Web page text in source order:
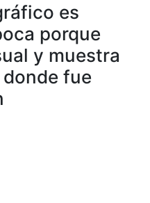
es
porque
y muestra
fue